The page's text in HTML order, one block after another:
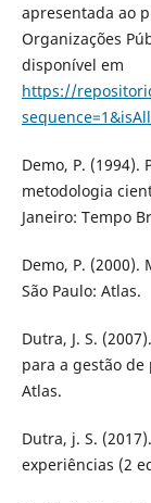
apresentada ao
Organizações
disponível em
https://
Demo, P. (1994).
metodologia
Janeiro: Tempo
Demo, P.
São Paulo: Atlas.
Dutra, J. S.
para a gestão de
Atlas.
Dutra, j. S.
experiências (2